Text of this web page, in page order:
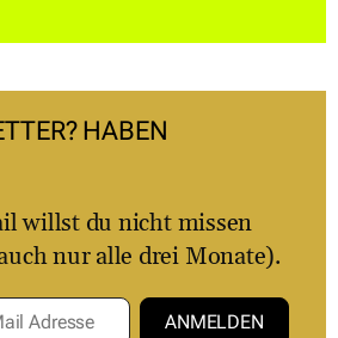
HABEN
willst du nicht missen
nur alle drei Monate).